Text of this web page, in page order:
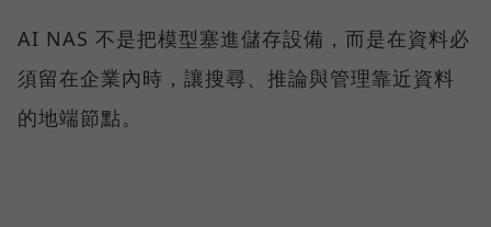
AI NAS 不是把模型塞進儲存設備，而是在資料必
須留在企業內時，讓搜尋、推論與管理靠近資料
的地端節點。